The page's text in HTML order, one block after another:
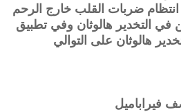
انتظام ضربات القلب خارج الرحم
في التخدير هالوثان وفي تطبيق
هالوثان على التوالي
فيراباميل